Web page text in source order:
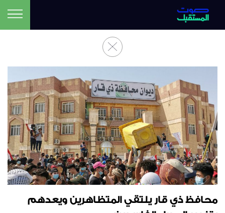
محافظ ذي قار يلتقي المتظاهرين ويعدهم